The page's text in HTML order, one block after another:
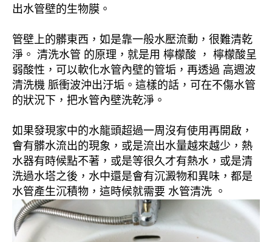
出水管壁的生物膜。
管壁上的髒東西，如是靠一般水壓流動，很難清乾
淨。 清洗水管 的原理，就是用 檸檬酸 ， 檸檬酸呈
弱酸性，可以軟化水管內壁的管垢，再透過 高週波
清洗機 脈衝波沖出汙垢。這樣的話，可在不傷水管
的狀況下，把水管內壁洗乾淨。
如果發現家中的水龍頭超過一周沒有使用再開啟，
會有髒水流出的現象，或是流出水量越來越少，熱
水器有時候點不著，或是等很久才有熱水，或是清
洗過水塔之後，水中還是會有沉澱物和異味，都是
水管產生沉積物，這時候就需要 水管清洗 。